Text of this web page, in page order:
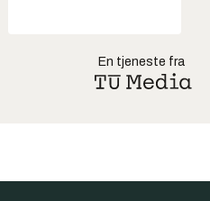
En tjeneste fra